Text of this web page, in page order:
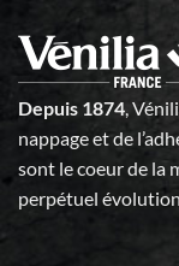
Depuis 1874,
nappage et de
sont le coeur de la
perpétuel